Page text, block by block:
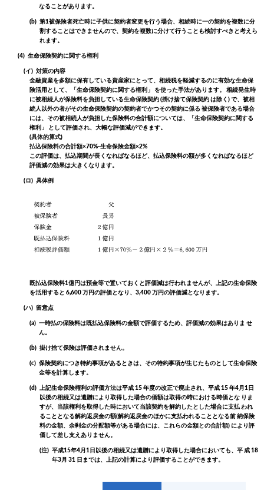
なることがあります。
(b) 第1被保険者死亡時に子供に契約者変更を行う場合、相続時に一の契約を複数に分
割することはできませんので、契約を複数に分けて行うことも検討すべきと考えら
れます。
(4) 生命保険契約に関する権利
(イ) 対策の内容
金融資産を多額に保有している資産家にとって、相続税を軽減するのに有効な生命保
険活用として、「生命保険契約に関する権利」 を使った手法があります。 相続発生時
に被相続人が保険料を負担している生命保険契約 (掛け捨て保険契約 は除く) で、被相
続人以外の者がその生命保険契約の契約者でかつその契約に係る 被保険者である場合
には、その被相続人が負担した保険料の合計額については、「生命保険契約に関する
権利」 として評価され、大幅な評価減ができます。
(具体的算式)
払込保険料の合計額×70%-生命保険金額×2%
この評価は、払込期間が長くなればなるほど、払込保険料の額が多くなればなるほど
評価減の効果は大きくなります。
(ロ) 具体例
既払込保険料1億円は預金等で置いておくと評価減は行われませんが、上記の生命保険
を活用すると 6,600 万円の評価となり、3,400 万円の評価減となります。
(ハ) 留意点
(a) 一時払の保険料は既払込保険料の金額で評価するため、評価減の効果はありま せ
ん。
(b) 掛け捨て保険は評価されません。
(c) 保険契約につき特約事項があるときは、その特約事項が生じたものとして生命保険
金等を計算します。
(d)
上記生命保険権利の評価方法は平成 15 年度の改正で廃止され、平成 15 年4月1日
以後の相続又は遺贈により取得した場合の価額は取得の時における時価とな りま
すが、当該権利を取得した時において当該契約を解約したとした場合に支払 われ
ることとなる解約返戻金の額(解約返戻金のほかに支払われることとなる前 納保険
料の金額、余剰金の分配額等がある場合には、これらの金額との合計額) により評
価して差し支えありません。
(注) 平成15年4月1日以後の相続又は遺贈により取得した場合においても、平 成 18
年3月 31 日までは、上記の計算により評価することができます。